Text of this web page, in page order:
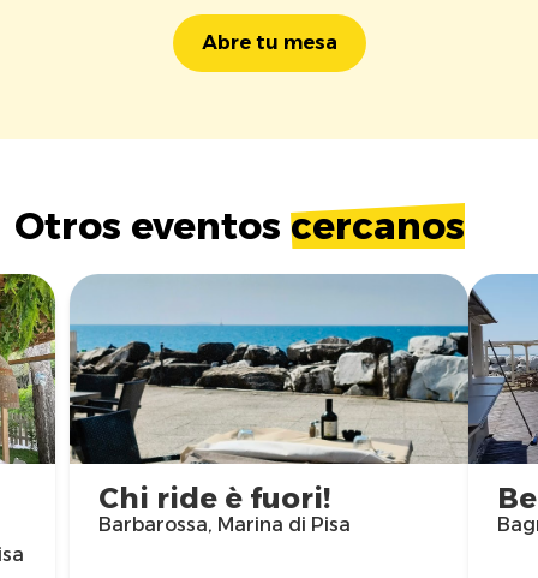
Abre tu mesa
Otros eventos cercanos
Chi ride è fuori!
Barbarossa, Marina di Pisa